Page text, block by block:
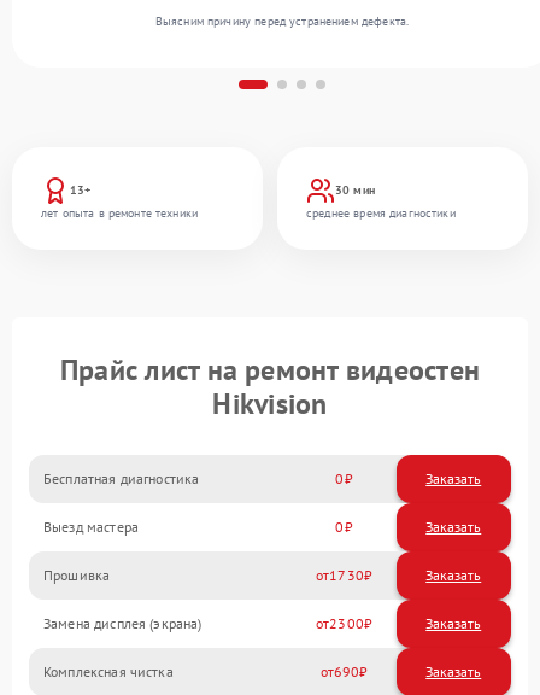
13+
лет опыта в ремонте техники
30 мин
среднее время диагностики
Выясним причину перед устранением дефекта.
Прайс лист на ремонт видеостен
Hikvision
Бесплатная диагностика 0 Заказать
Выезд мастера 0 Заказать
Прошивка 1730
Замена дисплея (экрана) 2300
Комплексная чистка 690